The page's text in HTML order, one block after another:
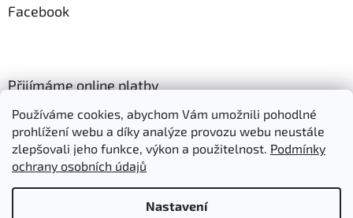
Používáme cookies, abychom Vám umožnili pohodlné
prohlížení webu a díky analýze provozu webu neustále
zlepšovali jeho funkce, výkon a použitelnost. Podmínky
ochrany osobních údajů
Nastavení
Facebook
Přijímáme online platby